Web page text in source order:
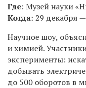
Где: Музей науки
Когда: 29 декабря
Научное шоу,
и химией.
эксперименты:
добывать
до 500 оборотов в